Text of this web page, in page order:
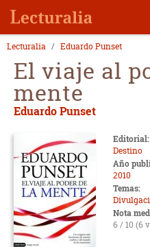
Lecturalia Eduardo Punset
El viaje al
mente
Eduardo Punset
Editorial:
Destino
Año
2010
Temas:
Nota
6 / 10 (6